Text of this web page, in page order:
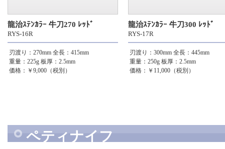
龍治ｽﾃﾝｶﾗｰ 牛刀270 ﾚｯﾄﾞ
RYS-16R
刃渡り：270mm 全長：415mm
重量：225g 板厚：2.5mm
価格：￥9,000（税別）
龍治ｽﾃﾝｶﾗｰ 牛刀300 ﾚｯﾄﾞ
RYS-17R
刃渡り：300mm 全長：445mm
重量：250g 板厚：2.5mm
価格：￥11,000（税別）
ペティナイフ